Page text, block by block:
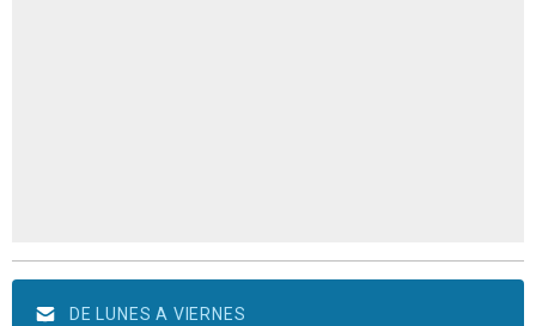
DE LUNES A VIERNES